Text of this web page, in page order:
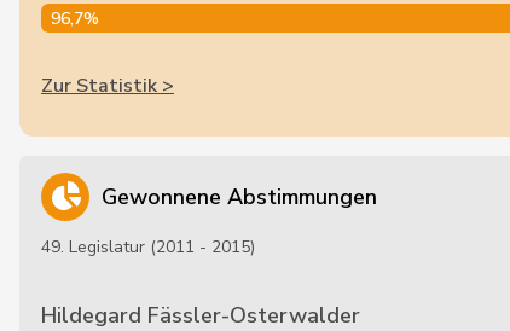
96,7%
Zur Statistik >
Gewonnene Abstimmungen
49. Legislatur (2011 - 2015)
Hildegard Fässler-Osterwalder